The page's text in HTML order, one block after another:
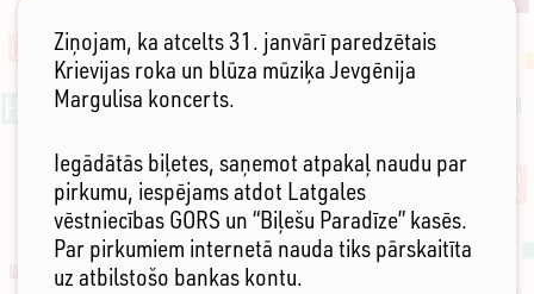
Ziņojam, ka atcelts 31. janvārī paredzētais
Krievijas roka un blūza mūziķa Jevgēnija
Margulisa koncerts.
Iegādātās biļetes, saņemot atpakaļ naudu par
pirkumu, iespējams atdot Latgales
vēstniecības GORS un “Biļešu Paradīze” kasēs.
Par pirkumiem internetā nauda tiks pārskaitīta
uz atbilstošo bankas kontu.